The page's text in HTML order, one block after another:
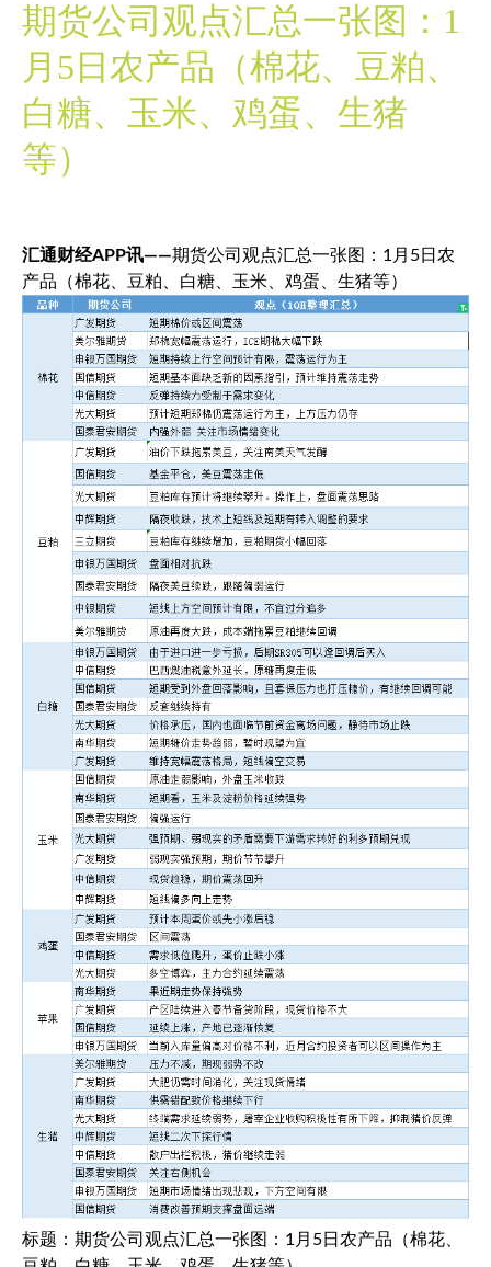
期货公司观点汇总一张图：1
月5日农产品（棉花、豆粕、
白糖、玉米、鸡蛋、生猪
等）
汇通财经APP讯——期货公司观点汇总一张图：1月5日农
产品（棉花、豆粕、白糖、玉米、鸡蛋、生猪等）
标题：期货公司观点汇总一张图：1月5日农产品（棉花、